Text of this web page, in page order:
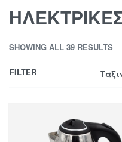
SHOWING ALL 39 RESULTS
FILTER